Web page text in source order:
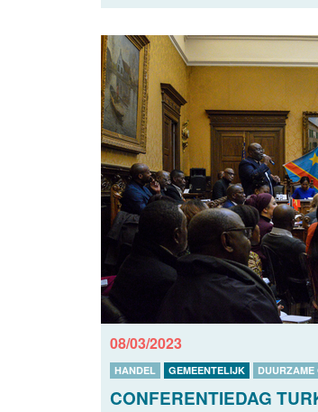
08/03/2023
HANDEL GEMEENTELIJK
CONFERENTIEDAG